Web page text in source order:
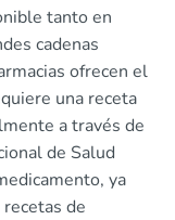
tanto en
cadenas
ofrecen el
una receta
a través de
de Salud
ya
de